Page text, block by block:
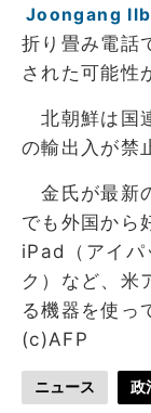
Joongang
折り畳み電話
された可能性
北朝鮮は国
の輸出入が禁
金氏が最新
でも外国から
iPad（アイパ
ク）など、米
る機器を使っ
(c)AFP
ニュース 政